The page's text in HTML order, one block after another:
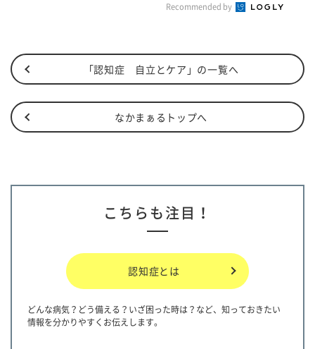
Recommended by
「認知症 自立とケア」の一覧へ
なかまぁるトップへ
こちらも注目！
認知症とは
どんな病気？どう備える？いざ困った時は？など、知っておきたい
情報を分かりやすくお伝えします。